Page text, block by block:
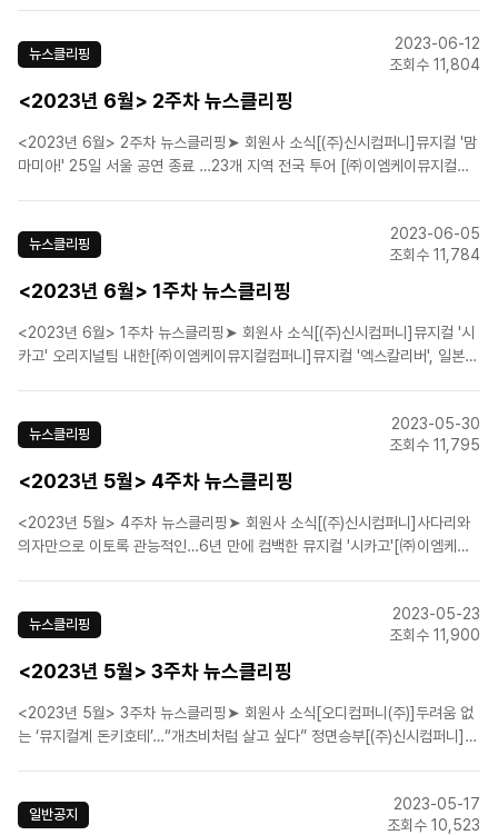
뉴스클리핑
2023-06-12
조회수 11,804
<2023년 6월> 2주차 뉴스클리핑
<2023년 6월> 2주차 뉴스클리핑➤ 회원사 소식[(주)신시컴퍼니]뮤지컬 '맘
마미아!' 25일 서울 공연 종료 …23개 지역 전국 투어 [㈜이엠케이뮤지컬컴
지컬 '오페라의 유령', ..
뉴스클리핑
2023-06-05
조회수 11,784
<2023년 6월> 1주차 뉴스클리핑
<2023년 6월> 1주차 뉴스클리핑➤ 회원사 소식[(주)신시컴퍼니]뮤지컬 '시
카고' 오리지널팀 내한[㈜이엠케이뮤지컬컴퍼니]뮤지컬 '엑스칼리버', 일본
차 티켓 오픈[(주)피엠씨프러덕션]원조 ..
뉴스클리핑
2023-05-30
조회수 11,795
<2023년 5월> 4주차 뉴스클리핑
<2023년 5월> 4주차 뉴스클리핑➤ 회원사 소식[(주)신시컴퍼니]사다리와
의자만으로 이토록 관능적인…6년 만에 컴백한 뮤지컬 '시카고'[㈜이엠케이
현실로 나타났다!"[라이브(주)]‘야구왕,..
뉴스클리핑
2023-05-23
조회수 11,900
<2023년 5월> 3주차 뉴스클리핑
<2023년 5월> 3주차 뉴스클리핑➤ 회원사 소식[오디컴퍼니(주)]두려움 없
는 ‘뮤지컬계 돈키호테’…“개츠비처럼 살고 싶다” 정면승부[(주)신시컴퍼니]뮤
케이뮤지컬컴퍼니]뮤지컬 '베..
일반공지
2023-05-17
조회수 10,523